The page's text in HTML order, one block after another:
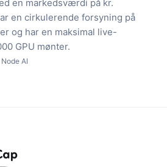
en markedsværdi på kr.
en cirkulerende forsyning på
og har en maksimal live-
GPU mønter.
Node AI